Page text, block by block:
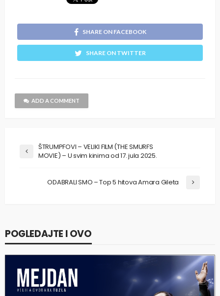
SHARE ON FACEBOOK
SHARE ON TWITTER
ADD A COMMENT
ŠTRUMPFOVI – VELIKI FILM (THE SMURFS
MOVIE) – U svim kinima od 17. jula 2025.
ODABRALI SMO – Top 5 hitova Amara Gileta
POGLEDAJTE I OVO